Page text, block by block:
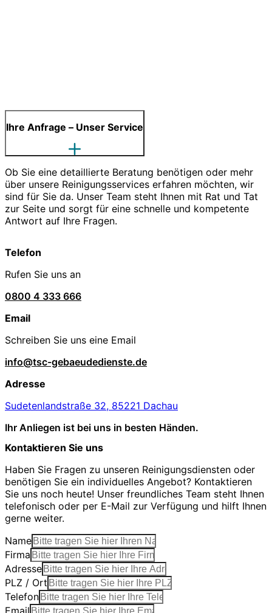
Ihre Anfrage – Unser Service
Ob Sie eine detaillierte Beratung benötigen oder mehr
über unsere Reinigungsservices erfahren möchten, wir
sind für Sie da. Unser Team steht Ihnen mit Rat und Tat
zur Seite und sorgt für eine schnelle und kompetente
Antwort auf Ihre Fragen.
Telefon
Rufen Sie uns an
0800 4 333 666
Email
Schreiben Sie uns eine Email
info@tsc-gebaeudedienste.de
Adresse
Sudetenlandstraße 32, 85221 Dachau
Ihr Anliegen ist bei uns in besten Händen.
Kontaktieren Sie uns
Haben Sie Fragen zu unseren Reinigungsdiensten oder
benötigen Sie ein individuelles Angebot? Kontaktieren
Sie uns noch heute! Unser freundliches Team steht Ihnen
telefonisch oder per E-Mail zur Verfügung und hilft Ihnen
gerne weiter.
Name
Firma
Adresse
PLZ / Ort
Telefon